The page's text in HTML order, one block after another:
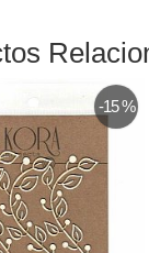
-15 %